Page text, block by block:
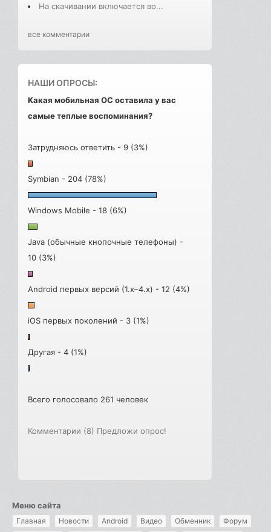
На скачивании включается во...
все комментарии
НАШИ ОПРОСЫ:
Какая мобильная ОС оставила у вас
самые теплые воспоминания?
Затрудняюсь ответить - 9 (3%)
Symbian - 204 (78%)
Windows Mobile - 18 (6%)
Java (обычные кнопочные телефоны) -
10 (3%)
Android первых версий (1.x–4.x) - 12 (4%)
iOS первых поколений - 3 (1%)
Другая - 4 (1%)
Всего голосовало 261 человек
Комментарии (8) Предложи опрос!
Меню сайта
Главная Новости Android Видео Обменник Форум